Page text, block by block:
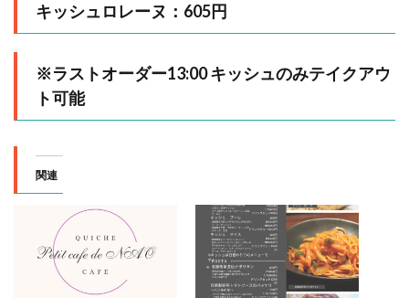
キッシュロレーヌ：605円
※ラストオーダー13:00 キッシュのみテイクアウ
ト可能
関連